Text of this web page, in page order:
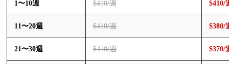
1〜10週 $410/週 $410/
11〜20週 $410/週 $380/
21〜30週 $410/週 $370/